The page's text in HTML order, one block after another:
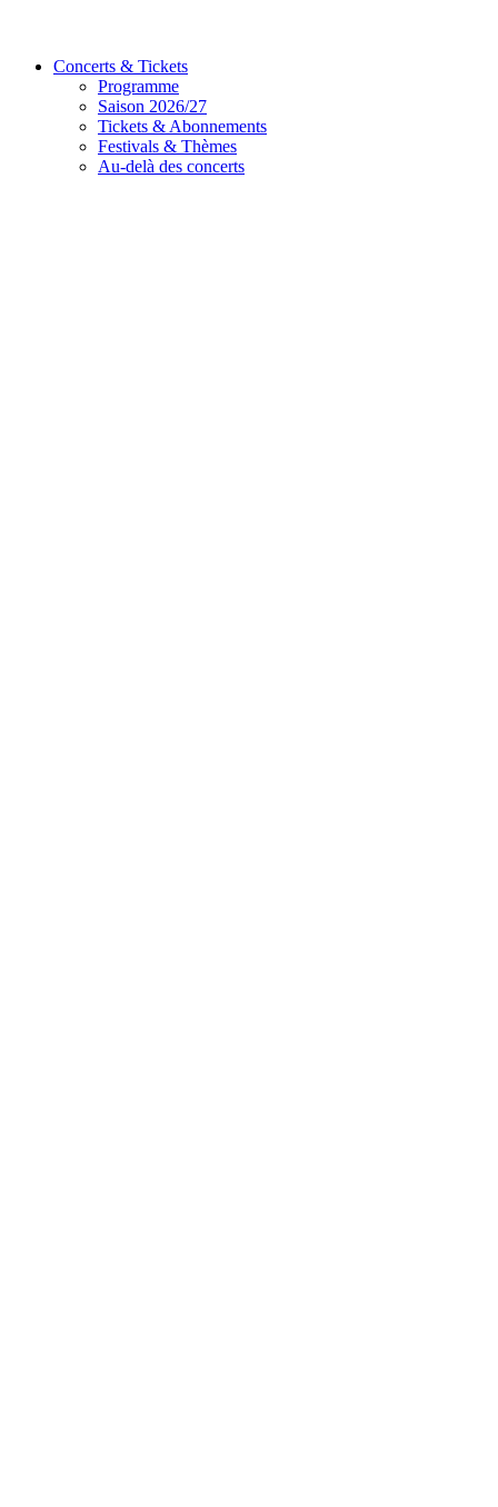
Concerts & Tickets
Programme
Saison 2026/27
Tickets & Abonnements
Festivals & Thèmes
Au-delà des concerts